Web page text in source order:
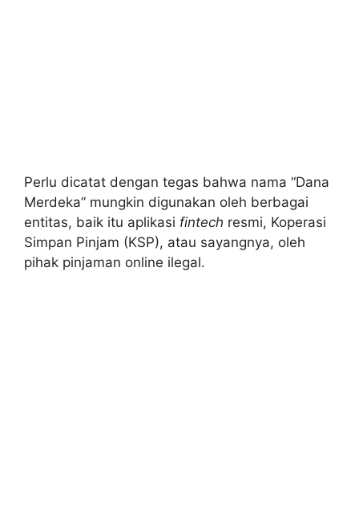
Perlu dicatat dengan tegas bahwa nama “Dana
Merdeka” mungkin digunakan oleh berbagai
entitas, baik itu aplikasi fintech resmi, Koperasi
Simpan Pinjam (KSP), atau sayangnya, oleh
pihak pinjaman online ilegal.